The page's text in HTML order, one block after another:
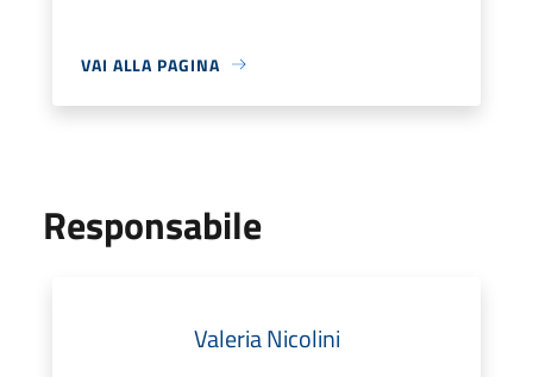
VAI ALLA PAGINA
Responsabile
Valeria Nicolini